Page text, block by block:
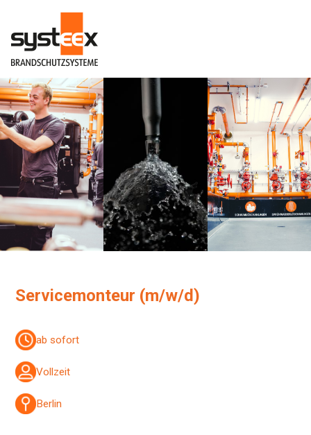
Servicemonteur (m/w/d)
ab sofort
Vollzeit
Berlin